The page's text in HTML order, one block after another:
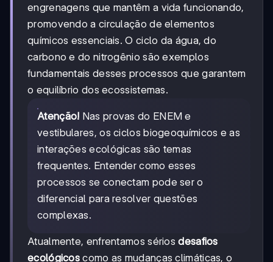
engrenagens que mantêm a vida funcionando,
promovendo a circulação de elementos
químicos essenciais. O ciclo da água, do
carbono e do nitrogênio são exemplos
fundamentais desses processos que garantem
o equilíbrio dos ecossistemas.
Atenção! Nas provas do ENEM e
vestibulares, os ciclos biogeoquímicos e as
interações ecológicas são temas
frequentes. Entender como esses
processos se conectam pode ser o
diferencial para resolver questões
complexas.
Atualmente, enfrentamos sériosdesafios
ecológicos como as mudanças climáticas, o